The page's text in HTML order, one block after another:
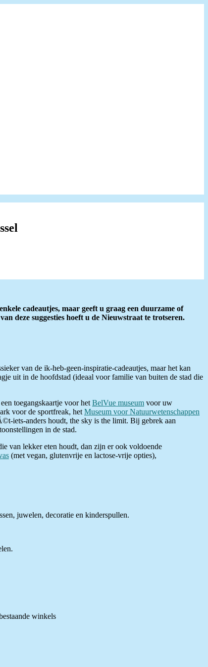
cadeautjes, maar geeft u graag een duurzame of
deze suggesties hoeft u de Nieuwstraat te trotseren.
van de ik-heb-geen-inspiratie-cadeautjes, maar het kan
uit in de hoofdstad (ideaal voor familie van buiten de stad die
toegangskaartje voor het BelVue museum voor uw
voor de sportfreak, het Museum voor Natuurwetenschappen
iets-anders houdt, the sky is the limit. Bij gebrek aan
in de stad.
van lekker eten houdt, dan zijn er ook voldoende
(met vegan, glutenvrije en lactose-vrije opties),
juwelen, decoratie en kinderspullen.
winkels